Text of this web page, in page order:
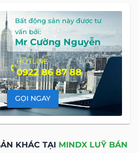
Bất động sản này được tư
vấn bởi:
Mr Cường Nguyễn
HOTLINE
0922 86 87 88
GỌI NGAY
KHÁC TẠI MINDX LUỸ BÁN